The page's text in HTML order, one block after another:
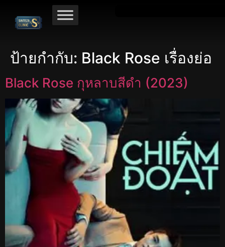
ป้ายกำกับ: Black Rose เรื่องย่อ
Black Rose กุหลาบสีดำ (2023)